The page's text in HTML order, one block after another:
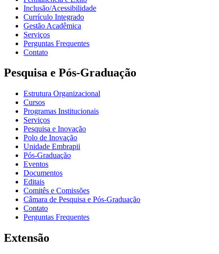
Inclusão/Acessibilidade
Currículo Integrado
Gestão Acadêmica
Serviços
Perguntas Frequentes
Contato
Pesquisa e Pós-Graduação
Estrutura Organizacional
Cursos
Programas Institucionais
Serviços
Pesquisa e Inovação
Polo de Inovação
Unidade Embrapii
Pós-Graduação
Eventos
Documentos
Editais
Comitês e Comissões
Câmara de Pesquisa e Pós-Graduação
Contato
Perguntas Frequentes
Extensão